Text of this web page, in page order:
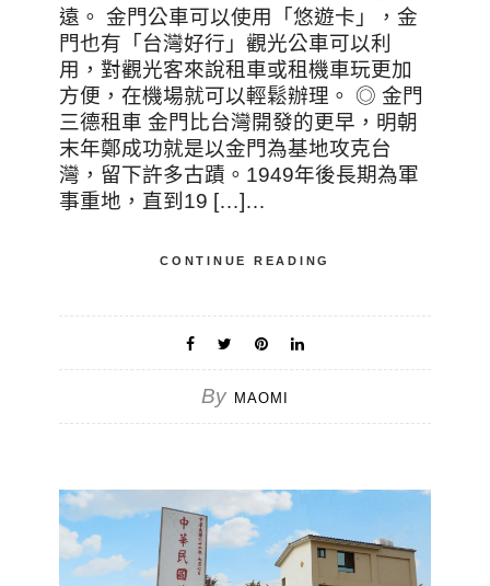
遠。 金門公車可以使用「悠遊卡」，金
門也有「台灣好行」觀光公車可以利
用，對觀光客來說租車或租機車玩更加
方便，在機場就可以輕鬆辦理。 ◎ 金門
三德租車 金門比台灣開發的更早，明朝
末年鄭成功就是以金門為基地攻克台
灣，留下許多古蹟。1949年後長期為軍
事重地，直到19 […]…
CONTINUE READING
By MAOMI